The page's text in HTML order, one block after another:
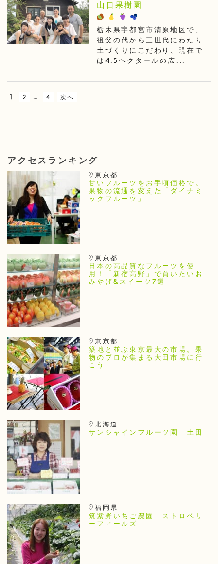
山口果樹園
栃木県宇都宮市清原地区で、
祖父の代から三世代にわたり
土づくりにこだわり、現在で
は4.5ヘクタールの広...
2 … 4 次へ
アクセスランキング
東京都
甘いフルーツをお手頃価格で。
果物の流通を変えた「ダイナミ
ックフルーツ」
東京都
日本の高品質なフルーツを使
用！「新宿高野」で買いたいお
みやげ&スイーツ7選
東京都
築地と並ぶ東京最大の市場。果
物のプロが集まる大田市場に行
こう
北海道
サンシャインフルーツ園 土田
福岡県
筑紫野いちご農園 ストロベリ
ーフィールズ